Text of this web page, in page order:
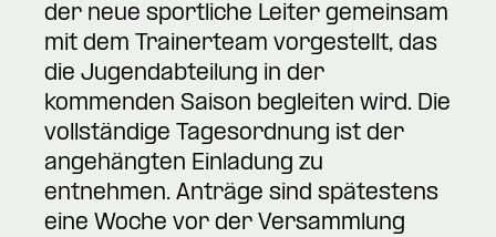
der neue sportliche Leiter gemeinsam
mit dem Trainerteam vorgestellt, das
die Jugendabteilung in der
kommenden Saison begleiten wird. Die
vollständige Tagesordnung ist der
angehängten Einladung zu
entnehmen. Anträge sind spätestens
eine Woche vor der Versammlung